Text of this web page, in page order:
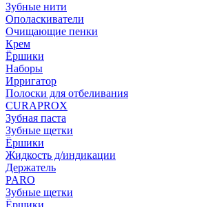
Зубные нити
Ополаскиватели
Очищающие пенки
Крем
Ёршики
Наборы
Ирригатор
Полоски для отбеливания
CURAPROX
Зубная паста
Зубные щетки
Ёршики
Жидкость д/индикации
Держатель
PARO
Зубные щетки
Ёршики